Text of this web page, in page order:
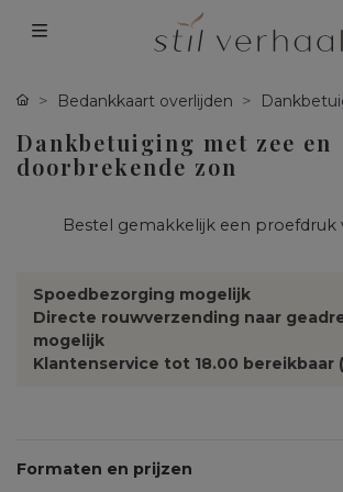
Bedankkaart overlijden
Dankbetuiging met zee en
doorbrekende zon
Bestel gemakkelijk een proefdruk
Spoedbezorging mogelijk
Directe rouwverzending naar
mogelijk
Klantenservice tot 18.00 bereikbaar
Formaten en prijzen